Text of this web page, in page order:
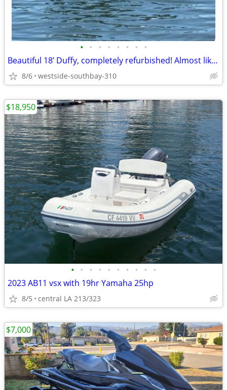
• • • • • • • •
Beautiful 18’ Duffy, completely refurbished! Almost like a new boat!
8/6 westside-southbay-310
• • • • • • • • • •
2023 AB11 vsx with 19hr Yamaha 25hp
8/5 central LA 213/323
$18,950
$7,000